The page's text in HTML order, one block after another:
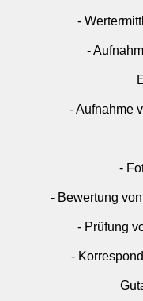
-
-
- Aufnahme
-
- Bewertung
- Prüfung
-